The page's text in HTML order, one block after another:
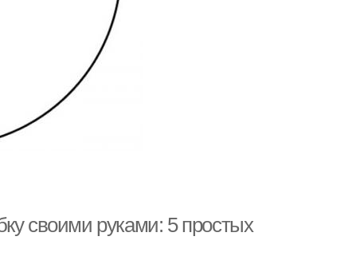
своими руками: 5 простых